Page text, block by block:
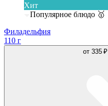
Хит
Популярное блюдо 🥇
Филадельфия
110 г
от 335 ₽